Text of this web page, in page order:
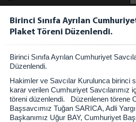
Cumhuriyet Başsavcılarımız
Başsavcılık
Cumhuriyet Başsavcı Vekilleri
Cumhuriyet Savcıları
Komisyon
Birinci Sınıfa Ayrılan
Plaket Töreni Düzenlendi.
Birinci Sınıfa Ayrılan Cumhuriyet
Düzenlendi.
Hakimler ve Savcılar Kurulunca birinci
karar verilen Cumhuriyet Savcılarımız
töreni düzenlendi. Düzenlenen törene
Başsavcımız Tuğan SARICA, Adli
Başkanımız Uğur BAY, Cumhuriyet